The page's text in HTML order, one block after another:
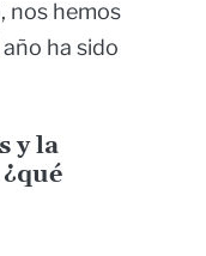
nos hemos
ha sido
y la